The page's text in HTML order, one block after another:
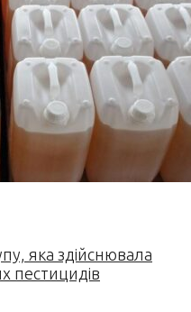
яка здійснювала
пестицидів